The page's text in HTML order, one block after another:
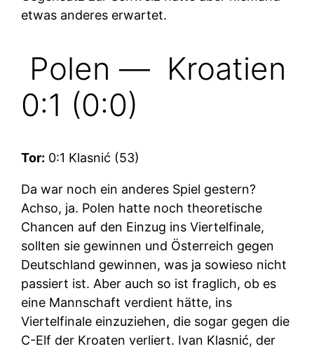
etwas anderes erwartet.
Polen — Kroatien
0:1 (0:0)
Tor: 0:1 Klasnić (53)
Da war noch ein anderes Spiel gestern?
Achso, ja. Polen hatte noch theoretische
Chancen auf den Einzug ins Viertelfinale,
sollten sie gewinnen und Österreich gegen
Deutschland gewinnen, was ja sowieso nicht
passiert ist. Aber auch so ist fraglich, ob es
eine Mannschaft verdient hätte, ins
Viertelfinale einzuziehen, die sogar gegen die
C-Elf der Kroaten verliert. Ivan Klasnić, der